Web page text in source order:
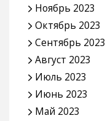
Ноябрь 2023
Октябрь 2023
Сентябрь 2023
Август 2023
Июль 2023
Июнь 2023
Май 2023